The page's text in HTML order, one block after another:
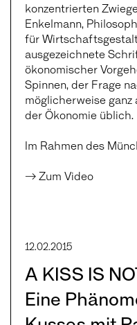
konzentrierten
Enkelmann,
für
ausgezeichnete
ökonomischer
Spinnen, der Frage
möglicherweise ganz
der Ökonomie üblich.
Im Rahmen des
→ Zum Video
12.02.2015
A KISS IS
Eine